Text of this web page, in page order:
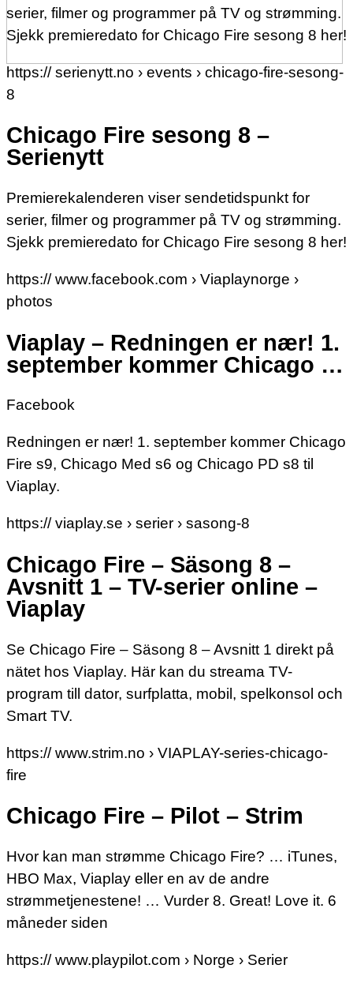
serier, filmer og programmer på TV og strømming.
Sjekk premieredato for Chicago Fire sesong 8 her!
https:// serienytt.no › events › chicago-fire-sesong-
8
Chicago Fire sesong 8 –
Serienytt
Premierekalenderen viser sendetidspunkt for
serier, filmer og programmer på TV og strømming.
Sjekk premieredato for Chicago Fire sesong 8 her!
https:// www.facebook.com › Viaplaynorge ›
photos
Viaplay – Redningen er nær! 1.
september kommer Chicago …
Facebook
Redningen er nær! 1. september kommer Chicago
Fire s9, Chicago Med s6 og Chicago PD s8 til
Viaplay.
https:// viaplay.se › serier › sasong-8
Chicago Fire – Säsong 8 –
Avsnitt 1 – TV-serier online –
Viaplay
Se Chicago Fire – Säsong 8 – Avsnitt 1 direkt på
nätet hos Viaplay. Här kan du streama TV-
program till dator, surfplatta, mobil, spelkonsol och
Smart TV.
https:// www.strim.no › VIAPLAY-series-chicago-
fire
Chicago Fire – Pilot – Strim
Hvor kan man strømme Chicago Fire? … iTunes,
HBO Max, Viaplay eller en av de andre
strømmetjenestene! … Vurder 8. Great! Love it. 6
måneder siden
https:// www.playpilot.com › Norge › Serier